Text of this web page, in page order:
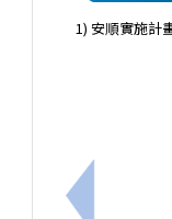
上一筆：轉
1) 安順實施計